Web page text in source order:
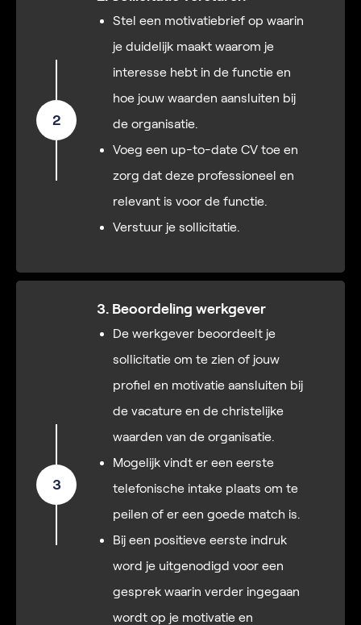
2
Stel een motivatiebrief op waarin
je duidelijk maakt waarom je
interesse hebt in de functie en
hoe jouw waarden aansluiten bij
de organisatie.
Voeg een up-to-date CV toe en
zorg dat deze professioneel en
relevant is voor de functie.
Verstuur je sollicitatie.
3
3. Beoordeling werkgever
De werkgever beoordeelt je
sollicitatie om te zien of jouw
profiel en motivatie aansluiten bij
de vacature en de christelijke
waarden van de organisatie.
Mogelijk vindt er een eerste
telefonische intake plaats om te
peilen of er een goede match is.
Bij een positieve eerste indruk
word je uitgenodigd voor een
gesprek waarin verder ingegaan
wordt op je motivatie en